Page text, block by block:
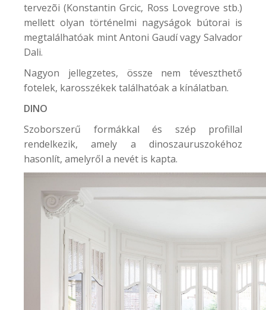
tervezõi (Konstantin Grcic, Ross Lovegrove stb.)
mellett olyan történelmi nagyságok bútorai is
megtalálhatóak mint Antoni Gaudí vagy Salvador
Dali.
Nagyon jellegzetes, össze nem téveszthető
fotelek, karosszékek találhatóak a kínálatban.
DINO
Szoborszerű formákkal és szép profillal
rendelkezik, amely a dinoszauruszokéhoz
hasonlít, amelyről a nevét is kapta.